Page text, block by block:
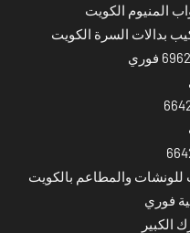
المنيوم الكويت
بدالات السرة الكويت
للونشات والمطاعم بالكويت
فوري
الكبير